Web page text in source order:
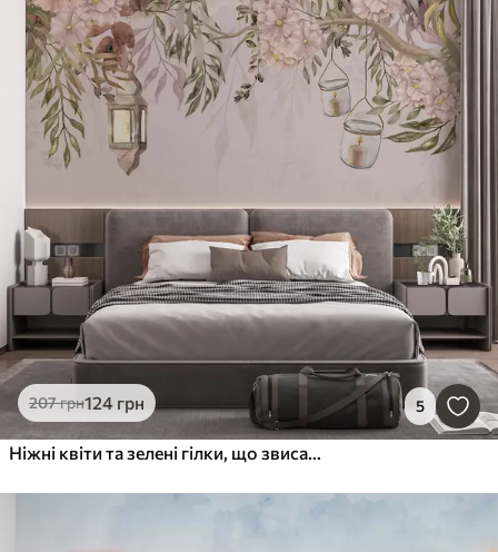
207грн124 грн 5
Ніжні квіти та зелені гілки, що звисають донизу